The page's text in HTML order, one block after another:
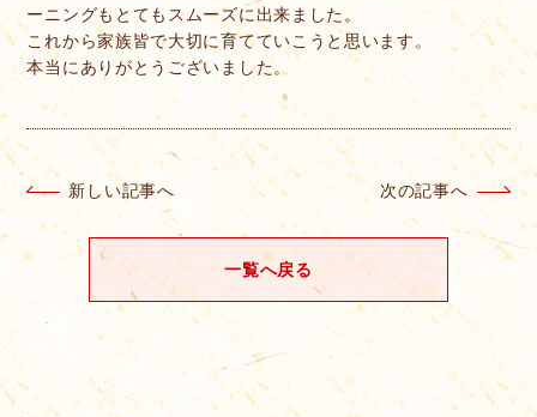
ーニングもとてもスムーズに出来ました。
これから家族皆で大切に育てていこうと思います。
本当にありがとうございました。
新しい記事へ 次の記事へ
一覧へ戻る